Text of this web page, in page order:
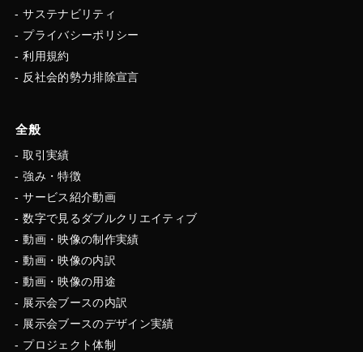
サステナビリティ
プライバシーポリシー
利用規約
反社会的勢力排除宣言
全般
取引実績
強み・特徴
サービス紹介動画
数字で見るダブルクリエイティブ
動画・映像の制作実績
動画・映像の内訳
動画・映像の用途
展示会ブースの内訳
展示会ブースのデザイン実績
プロジェクト体制